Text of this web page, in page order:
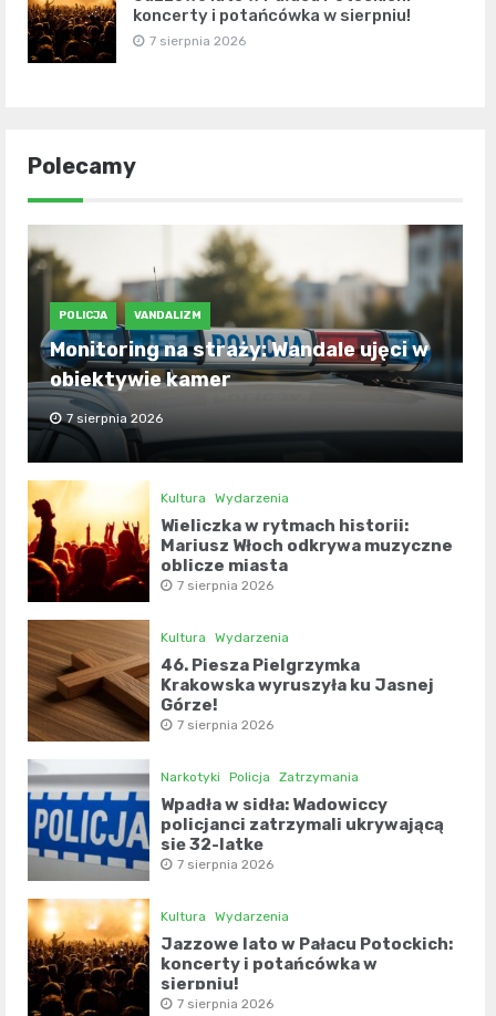
koncerty i potańcówka w sierpniu!
7 sierpnia 2026
Polecamy
POLICJA VANDALIZM
Monitoring na straży: Wandale ujęci w
obiektywie kamer
7 sierpnia 2026
Kultura Wydarzenia
Wieliczka w rytmach historii:
Mariusz Włoch odkrywa muzyczne
oblicze miasta
7 sierpnia 2026
Kultura Wydarzenia
46. Piesza Pielgrzymka
Krakowska wyruszyła ku Jasnej
Górze!
7 sierpnia 2026
Narkotyki Policja Zatrzymania
Wpadła w sidła: Wadowiccy
policjanci zatrzymali ukrywającą
się 32-latkę
7 sierpnia 2026
Kultura Wydarzenia
Jazzowe lato w Pałacu Potockich:
koncerty i potańcówka w
sierpniu!
7 sierpnia 2026